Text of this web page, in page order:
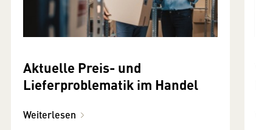
Aktuelle Preis- und
Lieferproblematik im Handel
Weiterlesen